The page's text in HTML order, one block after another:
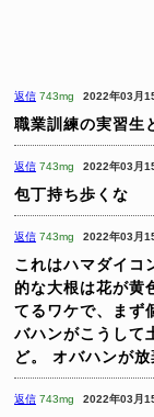
返信 743mg 2022年03月
職業訓練の実習生
返信 743mg 2022年03月
包丁持ち歩くな
返信 743mg 2022年03月
これはハマダイコ
的な大根は花が黄
てるワケで、まず
バハンがこうして
ど。
オバハンが放
返信 743mg 2022年03月